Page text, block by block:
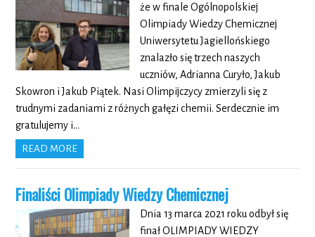
że w finale Ogólnopolskiej
Olimpiady Wiedzy Chemicznej
Uniwersytetu Jagiellońskiego
znalazło się trzech naszych
uczniów, Adrianna Curyło, Jakub
Skowron i Jakub Piątek. Nasi Olimpijczycy zmierzyli się z
trudnymi zadaniami z różnych gałęzi chemii. Serdecznie im
gratulujemy i…
READ MORE
Finaliści Olimpiady Wiedzy Chemicznej
Dnia 13 marca 2021 roku odbył się
finał OLIMPIADY WIEDZY